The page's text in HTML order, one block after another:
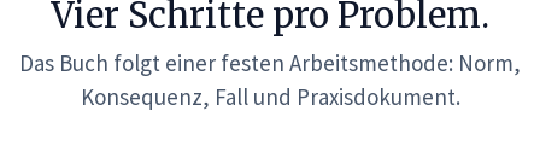
Vier Schritte pro Problem.
Das Buch folgt einer festen Arbeitsmethode: Norm,
Konsequenz, Fall und Praxisdokument.